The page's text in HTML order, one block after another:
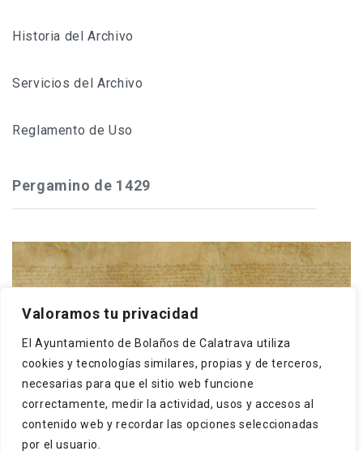
Valoramos tu privacidad
El Ayuntamiento de Bolaños de Calatrava utiliza
cookies y tecnologías similares, propias y de terceros,
necesarias para que el sitio web funcione
correctamente, medir la actividad, usos y accesos al
contenido web y recordar las opciones seleccionadas
por el usuario.
Historia del Archivo
Servicios del Archivo
Reglamento de Uso
Pergamino de 1429
Calatrava, concede a los cristianos y moros de
Bolaños que puedan hacer una dehesa boyal en El
Monte, término ...